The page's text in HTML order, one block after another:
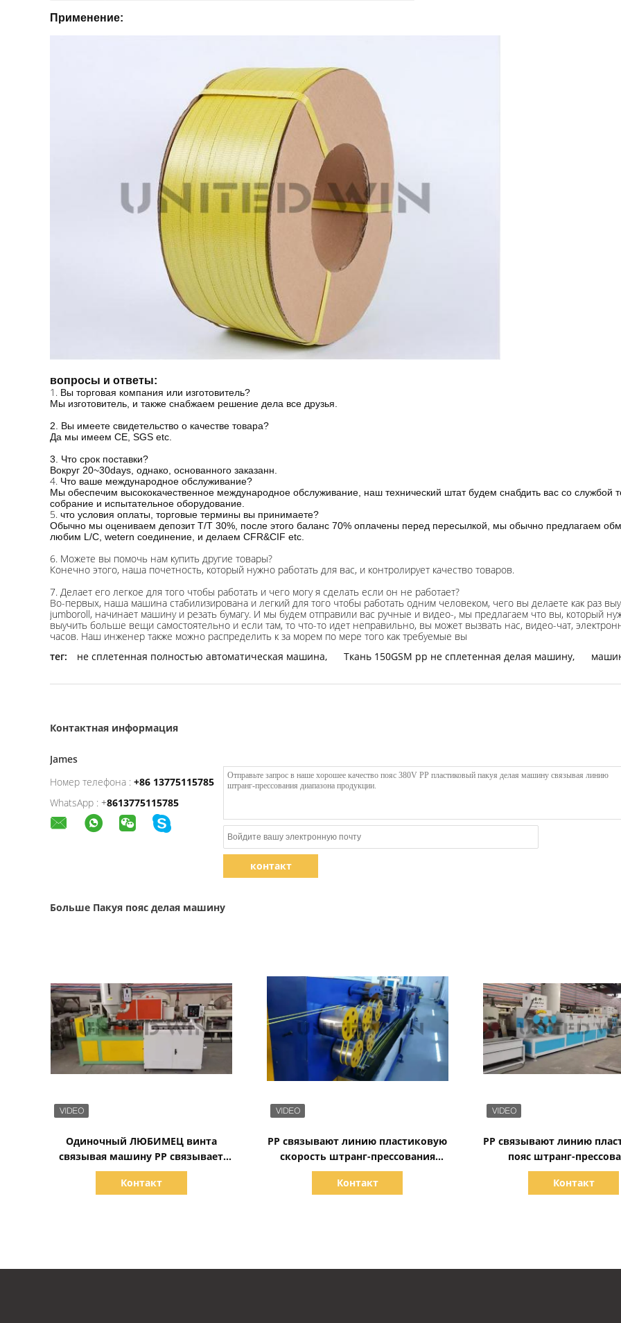
Применение:
вопросы и ответы:
1. Вы торговая компания или изготовитель?
Мы изготовитель, и также снабжаем решение дела все друзья.
2. Вы имеете свидетельство о качестве товара?
Да мы имеем CE, SGS etc.
3. Что срок поставки?
Вокруг 20~30days, однако, основанного заказанн.
4. Что ваше международное обслуживание?
Мы обеспечим высококачественное международное обслуживание, наш технический штат будем снабдить вас со
собрание и испытательное оборудование.
5. что условия оплаты, торговые термины вы принимаете?
Обычно мы оцениваем депозит T/T 30%, после этого баланс 70% оплачены перед пересылкой, мы обычно предлагаем
любим L/C, wetern соединение, и делаем CFR&CIF etc.
6. Можете вы помочь нам купить другие товары?
Конечно этого, наша почетность, который нужно работать для вас, и контролирует качество товаров.
7. Делает его легкое для того чтобы работать и чего могу я сделать если он не работает?
Во-первых, наша машина стабилизирована и легкий для того чтобы работать одним человеком, чего вы делаете как раз
jumboroll, начинает машину и резать бумагу. И мы будем отправили вас ручные и видео-, мы предлагаем что вы, который
выучить больше вещи самостоятельно и если там, то что-то идет неправильно, вы может вызвать нас, видео-чат,
часов. Наш инженер также можно распределить к за морем по мере того как требуемые вы
тег:
не сплетенная полностью автоматическая машина, Ткань 150GSM pp не сплетенная делая машину,
Контактная информация
James
Номер телефона : +86 13775115785
WhatsApp : +8613775115785
контакт
Больше Пакуя пояс делая машину
Одиночный ЛЮБИМЕЦ винта
связывая машину PP связывает
машину штранг-прессования
автоматически
Контакт
PP связывают линию пластиковую
скорость штранг-прессования
диапазона машины производства
ремня регулируемую
Контакт
PP связывают линию
пояс штранг-
диапазона упаковки PP
машину 50Hz
Контакт